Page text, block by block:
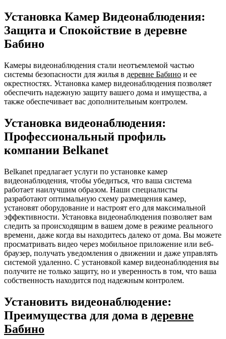
Установка Камер Видеонаблюдения:
Защита и Спокойствие в деревне
Бабино
Камеры видеонаблюдения стали неотъемлемой частью
системы безопасности для жилья в деревне Бабино и ее
окрестностях. Установка камер видеонаблюдения позволяет
обеспечить надежную защиту вашего дома и имущества, а
также обеспечивает вас дополнительным контролем.
Установка видеонаблюдения:
Профессиональный профиль
компании Belkanet
Belkanet предлагает услуги по установке камер
видеонаблюдения, чтобы убедиться, что ваша система
работает наилучшим образом. Наши специалисты
разработают оптимальную схему размещения камер,
установят оборудование и настроят его для максимальной
эффективности. Установка видеонаблюдения позволяет вам
следить за происходящим в вашем доме в режиме реального
времени, даже когда вы находитесь далеко от дома. Вы можете
просматривать видео через мобильное приложение или веб-
браузер, получать уведомления о движении и даже управлять
системой удаленно. С установкой камер видеонаблюдения вы
получите не только защиту, но и уверенность в том, что ваша
собственность находится под надежным контролем.
Установить видеонаблюдение:
Преимущества для дома в деревне
Бабино